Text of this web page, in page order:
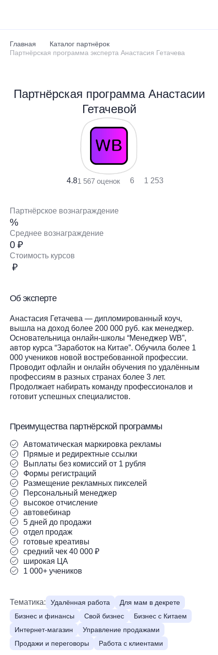
Главная
Каталог партнёрок
Партнёрская программа эксперта Анастасия Гетачева
Партнёрская программа Анастасии
Гетачевой
4.81 567 оценок 6 1 253
Партнёрское вознаграждение
%
Среднее вознаграждение
0 ₽
Стоимость курсов
₽
Об эксперте
Анастасия Гетачева — дипломированный коуч,
вышла на доход более 200 000 руб. как менеджер.
Основательница онлайн-школы “Менеджер WB”,
автор курса “Заработок на Китае”. Обучила более 1
000 учеников новой востребованной профессии.
Проводит офлайн и онлайн обучения по удалённым
профессиям в разных странах более 3 лет.
Продолжает набирать команду профессионалов и
готовит успешных специалистов.
Преимущества партнёрской программы
Автоматическая маркировка рекламы
Прямые и редиректные ссылки
Выплаты без комиссий от 1 рубля
Формы регистраций
Размещение рекламных пикселей
Персональный менеджер
высокое отчисление
автовебинар
5 дней до продажи
отдел продаж
готовые креативы
средний чек 40 000 ₽
широкая ЦА
1 000+ учеников
Тематика: Удалённая работа
Для мам в декрете
Бизнес и финансы
Свой бизнес
Бизнес с Китаем
Интернет-магазин
Управление продажами
Продажи и переговоры
Работа с клиентами